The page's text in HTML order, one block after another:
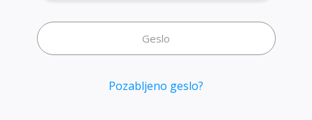
Pozabljeno geslo?